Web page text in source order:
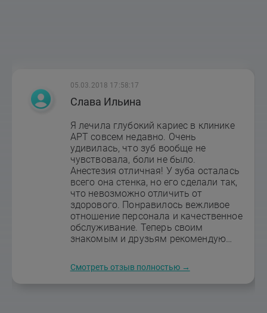
05.03.2018 17:58:17
Слава Ильина
Я лечила глубокий кариес в клинике
АРТ совсем недавно. Очень
удивилась, что зуб вообще не
чувствовала, боли не было.
Анестезия отличная! У зуба осталась
всего она стенка, но его сделали так,
что невозможно отличить от
здорового. Понравилось вежливое
отношение персонала и качественное
обслуживание. Теперь своим
знакомым и друзьям рекомендую
Смотреть отзыв полностью →